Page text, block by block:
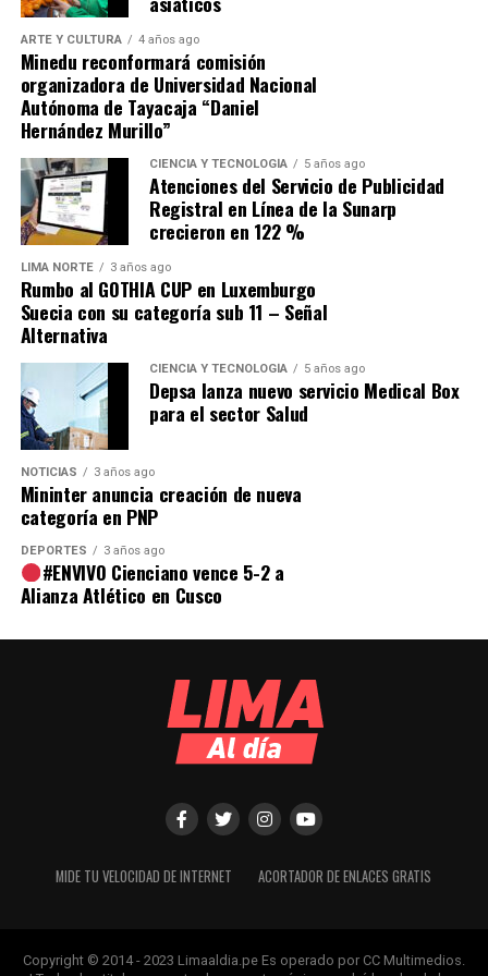
RELATED TOPICS:
UP NEXT
-Todos los procesos judiciales que se le vienen a Keiko
tras su turbia campaña del 2021
DON'T MISS
¿Qué pasos debes seguir para implementar la
facturación electrónica? – Diario Nacional Realidad.PE |
Noticias relevantes del Perú
Limaaldia.pe
Mantente informado con Limaaldia.pe
presiones por el mayor gasto corriente. Para la firma,
«hay que abordarlas de manera significativa para
evitar que haya un deterioro importante de las
finanzas públicas»en la próxima década.
Comparte esto:
ARTE Y CULTURA 4 años ago
Minedu reconformará comisión
organizadora de Universidad Nacional
Autónoma de Tayacaja “Daniel
Hernández Murillo”
CIENCIA Y TECNOLOGÍA 5 años ago
Atenciones del Servicio de Publicidad
Registral en Línea de la Sunarp
crecieron en 122 %
LIMA NORTE 3 años ago
Rumbo al GOTHIA CUP en Luxemburgo
Suecia con su categoría sub 11 – Señal
Alternativa
CIENCIA Y TECNOLOGÍA 5 años ago
Depsa lanza nuevo servicio Medical Box
para el sector Salud
NOTICIAS 3 años ago
Mininter anuncia creación de nueva
categoría en PNP
DEPORTES 3 años ago
#ENVIVO Cienciano vence 5-2 a
Alianza Atlético en Cusco
MIDE TU VELOCIDAD DE INTERNET ACORTADOR DE ENLACES GRATIS
Copyright © 2014 - 2023 Limaaldia.pe Es operado por CC Multimedios.